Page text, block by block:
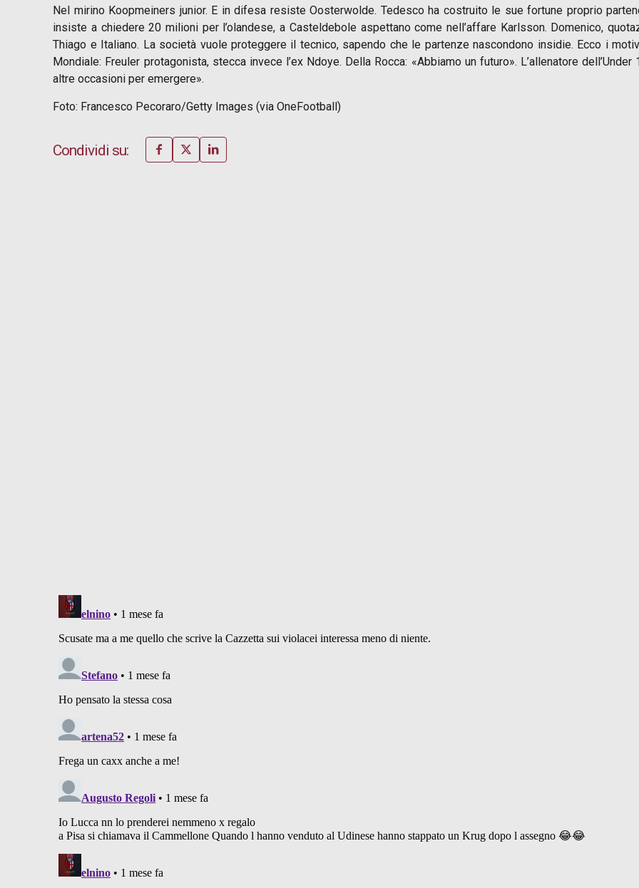
Nel mirino Koopmeiners junior. E in difesa resiste Oosterwolde. Tedesco ha costruito le sue fortune proprio
insiste a chiedere 20 milioni per l’olandese, a Casteldebole aspettano come nell’affare Karlsson. Domenico,
Thiago e Italiano. La società vuole proteggere il tecnico, sapendo che le partenze nascondono insidie. Ecco i
Mondiale: Freuler protagonista, stecca invece l’ex Ndoye. Della Rocca: «Abbiamo un futuro». L’allenatore
altre occasioni per emergere».
Foto: Francesco Pecoraro/Getty Images (via OneFootball)
Condividi su: